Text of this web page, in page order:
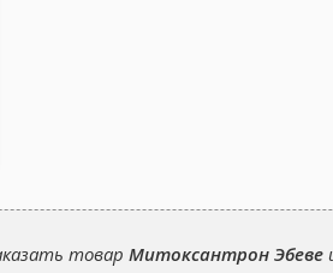
товар Митоксантрон Эбеве